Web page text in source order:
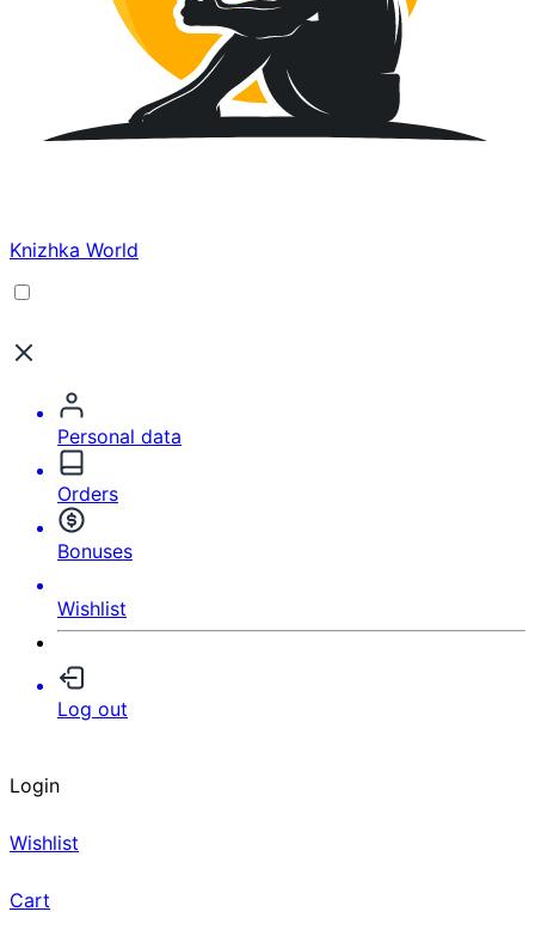
Knizhka World
Personal data
Orders
Bonuses
Wishlist
Log out
Login
Wishlist
Cart